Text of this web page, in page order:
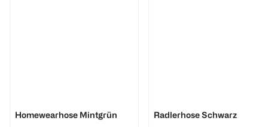
Homewearhose Mintgrün Radlerhose Schwarz